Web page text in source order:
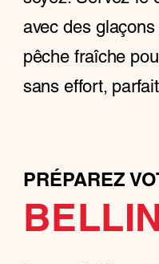
avec des
pêche fraîche
sans effort,
PRÉPAREZ